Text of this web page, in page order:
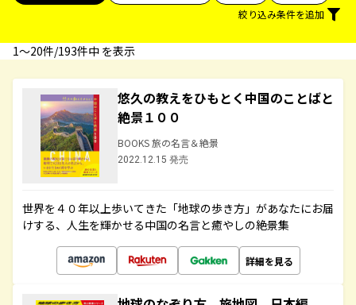
絞り込み条件を追加
1〜20件/193件中 を表示
悠久の教えをひもとく中国のことばと
絶景１００
BOOKS 旅の名言＆絶景
2022.12.15 発売
世界を４０年以上歩いてきた「地球の歩き方」があなたにお届
けする、人生を輝かせる中国の名言と癒やしの絶景集
詳細を見る